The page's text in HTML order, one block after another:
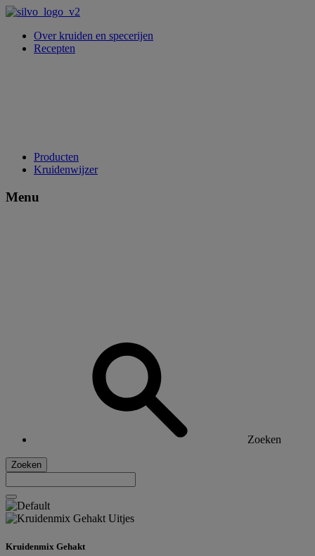
Over kruiden en specerijen
Recepten
Producten
Kruidenwijzer
Menu
Zoeken
Zoeken
Kruidenmix Gehakt